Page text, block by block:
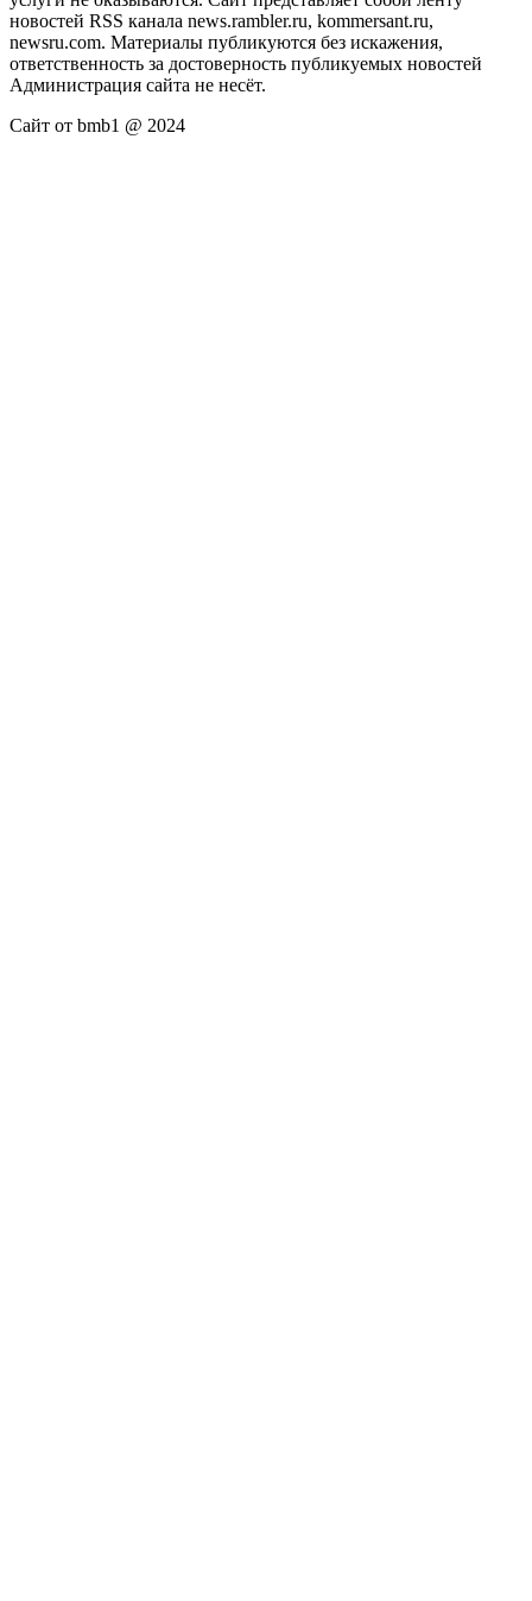
новостей RSS канала news.rambler.ru, kommersant.ru,
newsru.com. Материалы публикуются без искажения,
ответственность за достоверность публикуемых новостей
Администрация сайта не несёт.
Сайт от bmb1 @ 2024